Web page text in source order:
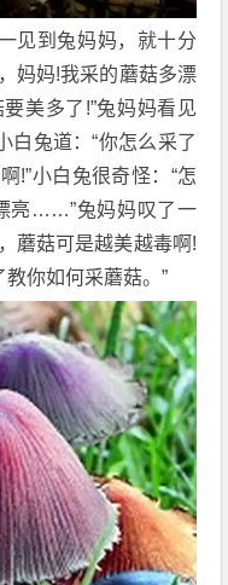
见到兔妈妈，就十分
妈妈!我采的蘑菇多漂
美多了!”兔妈妈看见
白兔道：“你怎么采了
!”小白兔很奇怪：“怎
亮……”兔妈妈叹了一
蘑菇可是越美越毒啊!
你如何采蘑菇。”